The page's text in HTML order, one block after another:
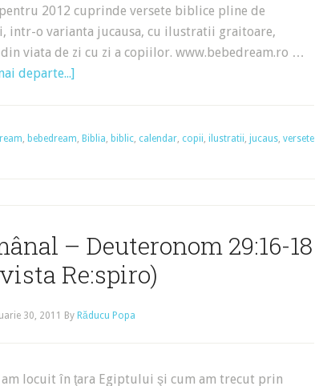
2012 cuprinde versete biblice pline de
intr-o varianta jucausa, cu ilustratii graitoare,
viata de zi cu zi a copiilor. www.bebedream.ro …
departe...]
, bebedream, Biblia, biblic, calendar, copii, ilustratii, jucaus, versete
– Deuteronom 29:16-18
Re:spiro)
30, 2011 By Răducu Popa
locuit în ţara Egiptului şi cum am trecut prin